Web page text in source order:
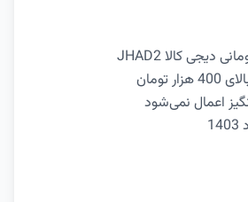
اعمال نمی‌شود